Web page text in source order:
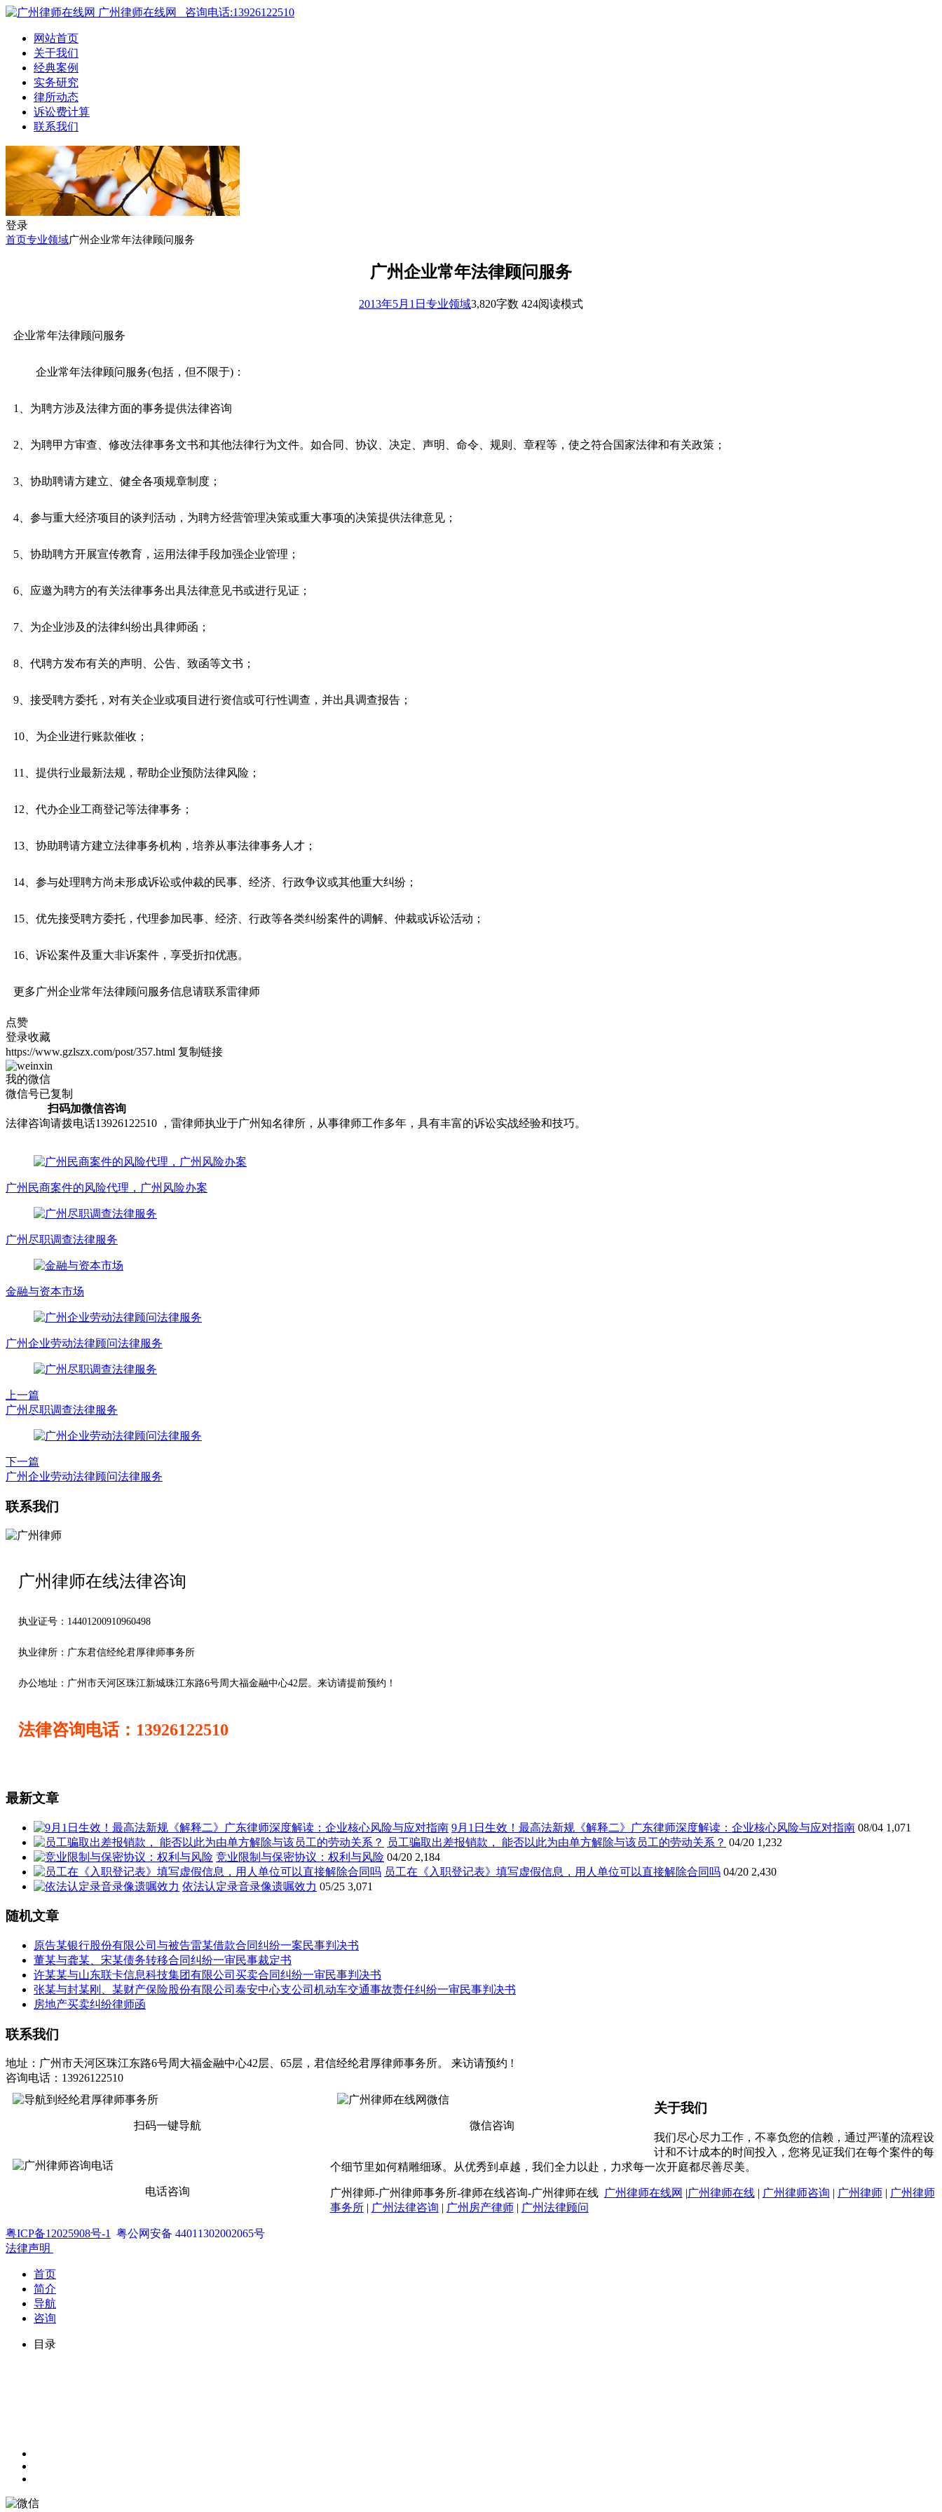
广州律师在线网 咨询电话:13926122510
网站首页
关于我们
经典案例
实务研究
律所动态
诉讼费计算
联系我们
登录
首页专业领域广州企业常年法律顾问服务
广州企业常年法律顾问服务
2013年5月1日 专业领域3,820字数 424阅读模式
企业常年法律顾问服务
企业常年法律顾问服务(包括，但不限于)：
1、为聘方涉及法律方面的事务提供法律咨询
2、为聘甲方审查、修改法律事务文书和其他法律行为文件。如合同、协议、决定、声明、命令、规则、章程等，使之符合国家法律和有关政策；
3、协助聘请方建立、健全各项规章制度；
4、参与重大经济项目的谈判活动，为聘方经营管理决策或重大事项的决策提供法律意见；
5、协助聘方开展宣传教育，运用法律手段加强企业管理；
6、应邀为聘方的有关法律事务出具法律意见书或进行见证；
7、为企业涉及的法律纠纷出具律师函；
8、代聘方发布有关的声明、公告、致函等文书；
9、接受聘方委托，对有关企业或项目进行资信或可行性调查，并出具调查报告；
10、为企业进行账款催收；
11、提供行业最新法规，帮助企业预防法律风险；
12、代办企业工商登记等法律事务；
13、协助聘请方建立法律事务机构，培养从事法律事务人才；
14、参与处理聘方尚未形成诉讼或仲裁的民事、经济、行政争议或其他重大纠纷；
15、优先接受聘方委托，代理参加民事、经济、行政等各类纠纷案件的调解、仲裁或诉讼活动；
16、诉讼案件及重大非诉案件，享受折扣优惠。
更多广州企业常年法律顾问服务信息请联系雷律师
点赞
登录收藏
https://www.gzlszx.com/post/357.html 复制链接
我的微信
微信号已复制
扫码加微信咨询
法律咨询请拨电话13926122510 ，雷律师执业于广州知名律所，从事律师工作多年，具有丰富的诉讼实战经验和技巧。
广州民商案件的风险代理，广州风险办案
广州尽职调查法律服务
金融与资本市场
广州企业劳动法律顾问法律服务
上一篇
广州尽职调查法律服务
下一篇
广州企业劳动法律顾问法律服务
联系我们
广州律师在线法律咨询
执业证号：14401200910960498
执业律所：广东君信经纶君厚律师事务所
办公地址： 广州市天河区珠江新城珠江东路6号周大福金融中心42层。来访请提前预约！
法律咨询电话：13926122510
最新文章
9月1日生效！最高法新规《解释二》广东律师深度解读：企业核心风险与应对指南 08/04 1,071
员工骗取出差报销款， 能否以此为由单方解除与该员工的劳动关系？ 04/20 1,232
竞业限制与保密协议：权利与风险 04/20 2,184
员工在《入职登记表》填写虚假信息，用人单位可以直接解除合同吗 04/20 2,430
依法认定录音录像遗嘱效力 05/25 3,071
随机文章
原告某银行股份有限公司与被告雷某借款合同纠纷一案民事判决书
董某与龚某、宋某债务转移合同纠纷一审民事裁定书
许某某与山东联卡信息科技集团有限公司买卖合同纠纷一审民事判决书
张某与封某刚、某财产保险股份有限公司泰安中心支公司机动车交通事故责任纠纷一审民事判决书
房地产买卖纠纷律师函
联系我们
地址：广州市天河区珠江东路6号周大福金融中心42层、65层，君信经纶君厚律师事务所。 来访请预约 !
咨询电话：13926122510
扫码一键导航 微信咨询
电话咨询
关于我们
我们尽心尽力工作，不辜负您的信赖，通过严谨的流程设
计和不计成本的时间投入，您将见证我们在每个案件的每
个细节里如何精雕细琢。从优秀到卓越，我们全力以赴，力求每一次开庭都尽善尽美。
广州律师-广州律师事务所-律师在线咨询-广州律师在线 广州律师在线网 |广州律师在线| 广州律师咨询 | 广州律师| 广州律师
事务所| 广州法律咨询 | 广州房产律师| 广州法律顾问
粤ICP备12025908号-1
粤公网安备 44011302002065号
法律声明
首页
简介
导航
咨询
目录